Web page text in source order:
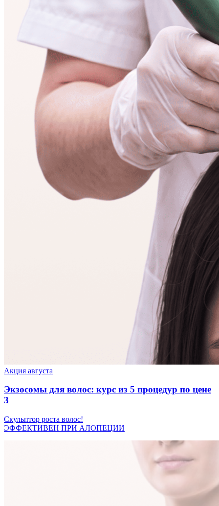
Акция августа
Экзосомы для волос: курс из 5 процедур по цене
3
Скульптор роста волос!
ЭФФЕКТИВЕН ПРИ АЛОПЕЦИИ